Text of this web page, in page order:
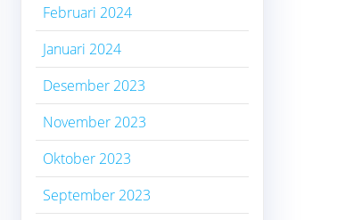
Februari 2024
Januari 2024
Desember 2023
November 2023
Oktober 2023
September 2023